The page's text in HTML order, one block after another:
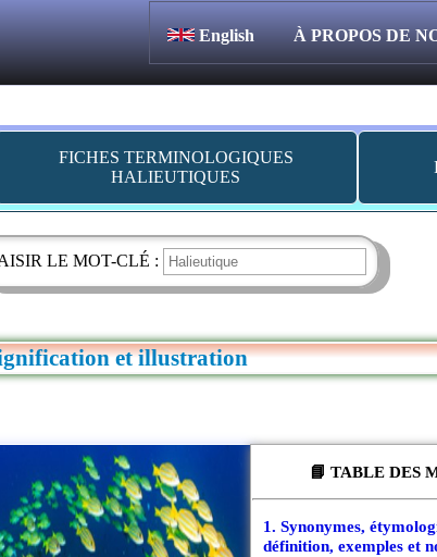
English
À PROPOS DE
FICHES TERMINOLOGIQUES
HALIEUTIQUES
LE MOT-CLÉ :
et illustration
📘 TABLE DES
1. Synonymes,
définition, exemples et